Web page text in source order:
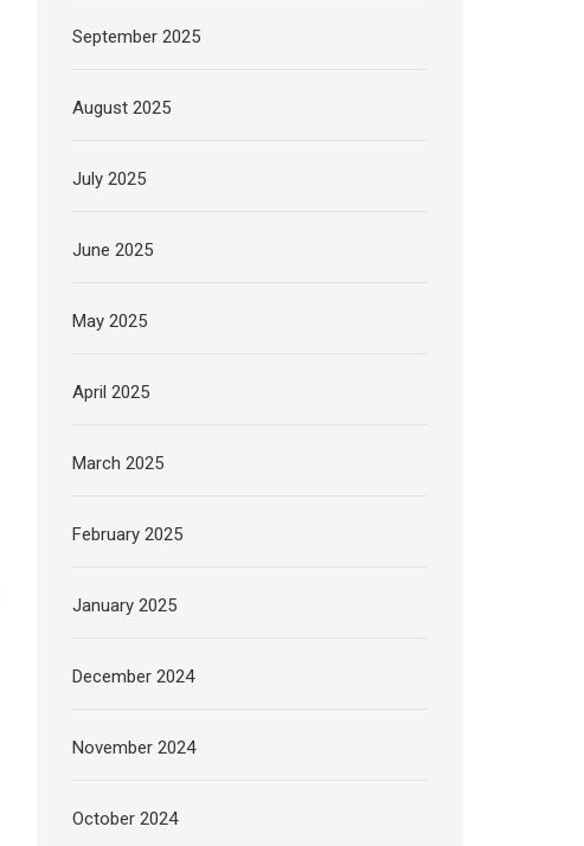
September 2025
August 2025
July 2025
June 2025
May 2025
April 2025
March 2025
February 2025
January 2025
December 2024
November 2024
October 2024